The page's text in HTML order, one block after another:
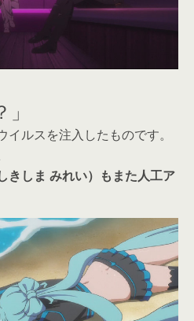
ルスを注入したものです。
きしま みれい）もまた人工ア